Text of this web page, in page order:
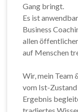
Gang bringt.
Es ist
Business
allen
auf Menschen
Wir, mein Team
vom Ist-
Ergebnis